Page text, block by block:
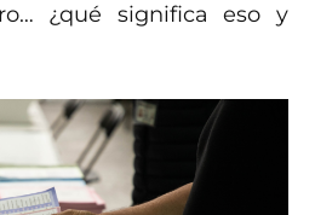
¿qué significa eso y